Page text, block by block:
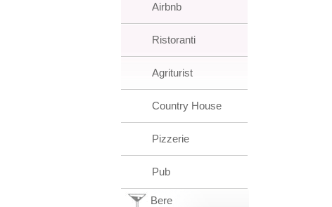
Airbnb
Ristoranti
Agriturist
Country House
Pizzerie
Pub
Bere